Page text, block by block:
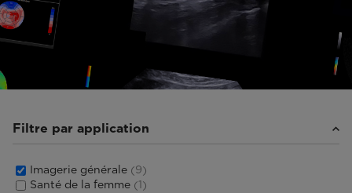
Filtre par application
Imagerie générale (9)
Santé de la femme (1)